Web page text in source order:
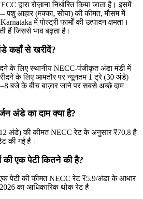
द्वारा रोज़ाना निर्धारित किया जाता है। इसमें
आहार (मक्का, सोया) की कीमत, मौसम में
में पोल्ट्री फार्मों की उत्पादन क्षमता।
हैं जिससे भाव बढ़ता है।
कहाँ से खरीदें?
के लिए स्थानीय NECC-पंजीकृत अंडा मंडी में
के लिए आमतौर पर न्यूनतम 1 ट्रे (30 अंडे)
बजे के बीच बाज़ार जाने पर सबसे अच्छे दाम
अंडे का दाम क्या है?
अंडे) की कीमत NECC रेट के अनुसार ₹70.8 है
की गई है।
एक पेटी कितने की है?
पेटी की कीमत NECC रेट ₹5.9/अंडा के आधार
का आधिकारिक थोक रेट है।